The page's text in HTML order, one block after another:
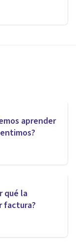
aprender
qué la
factura?